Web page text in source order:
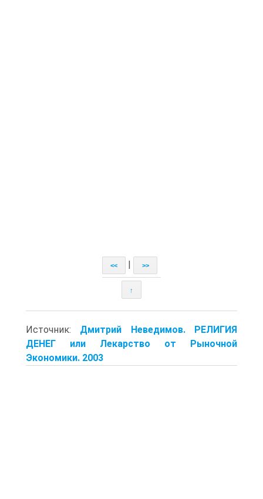
<< >>
↑
Источник: Дмитрий Неведимов. РЕЛИГИЯ
ДЕНЕГ или Лекарство от Рыночной
Экономики. 2003